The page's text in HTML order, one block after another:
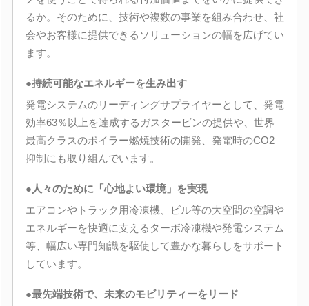
るか。そのために、技術や複数の事業を組み合わせ、社
会やお客様に提供できるソリューションの幅を広げてい
ます。
●持続可能なエネルギーを生み出す
発電システムのリーディングサプライヤーとして、発電
効率63％以上を達成するガスタービンの提供や、世界
最高クラスのボイラー燃焼技術の開発、発電時のCO2
抑制にも取り組んでいます。
●人々のために「心地よい環境」を実現
エアコンやトラック用冷凍機、ビル等の大空間の空調や
エネルギーを快適に支えるターボ冷凍機や発電システム
等、幅広い専門知識を駆使して豊かな暮らしをサポート
しています。
●最先端技術で、未来のモビリティーをリード